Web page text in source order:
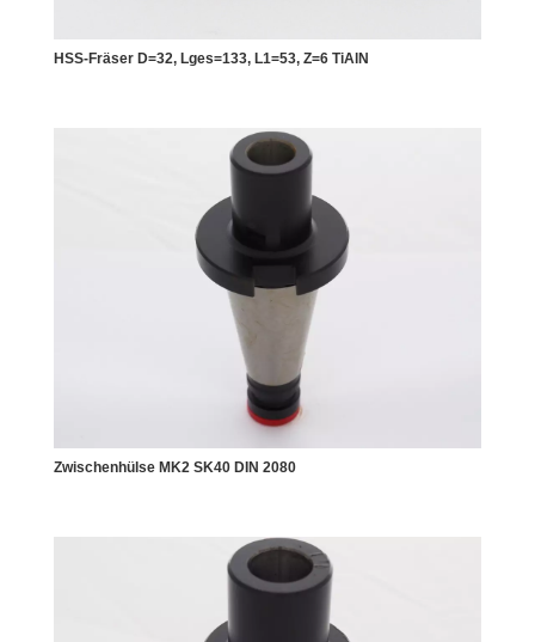
HSS-Fräser D=32, Lges=133, L1=53, Z=6 TiAlN
Zwischenhülse MK2 SK40 DIN 2080